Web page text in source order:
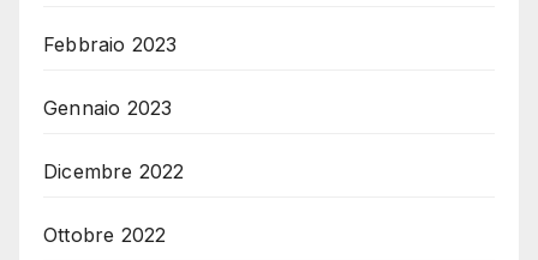
Febbraio 2023
Gennaio 2023
Dicembre 2022
Ottobre 2022